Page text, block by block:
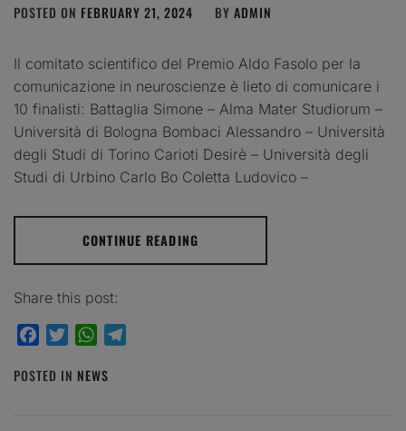
POSTED ON FEBRUARY 21, 2024 BY ADMIN
Il comitato scientifico del Premio Aldo Fasolo per la
comunicazione in neuroscienze è lieto di comunicare i
10 finalisti: Battaglia Simone – Alma Mater Studiorum –
Università di Bologna Bombaci Alessandro – Università
degli Studi di Torino Carioti Desirè – Università degli
Studi di Urbino Carlo Bo Coletta Ludovico –
CONTINUE READING
Share this post:
FacebookTwitterWhatsApp
POSTED IN NEWS